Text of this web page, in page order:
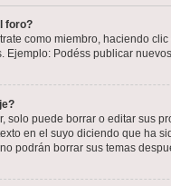
foro?
como miembro, haciendo
Podéss publicar
solo puede borrar o editar sus
en el suyo diciendo que ha
podrán borrar sus temas